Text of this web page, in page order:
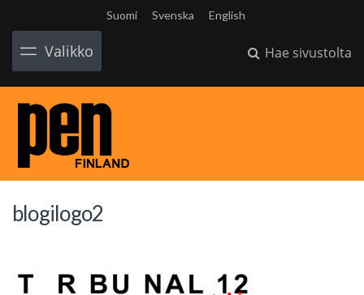
Suomi Svenska English
Valikko Hae sivustolta
blogilogo2